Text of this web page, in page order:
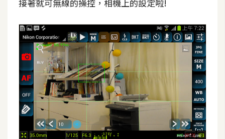
接著就可無線的操控，相機上的設定啦!